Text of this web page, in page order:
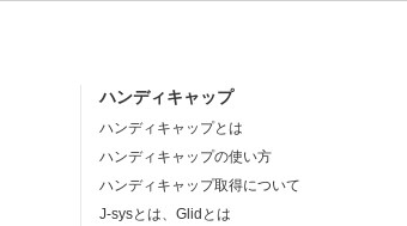
ハンディキャップ
ハンディキャップとは
ハンディキャップの使い方
ハンディキャップ取得について
J-sysとは、Glidとは